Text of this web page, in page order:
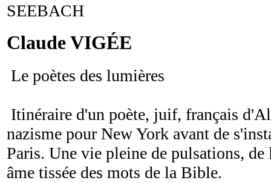
SEEBACH
Claude VIGÉE
Le poètes des lumières
Itinéraire d'un poète, juif, français
nazisme pour New York avant de
Paris. Une vie pleine de pulsations,
âme tissée des mots de la Bible.